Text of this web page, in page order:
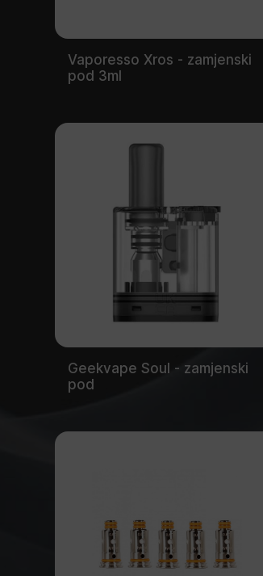
Vaporesso Xros - zamjenski
pod 3ml
Geekvape Soul - zamjenski
pod